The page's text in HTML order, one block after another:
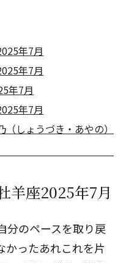
年7月
年7月
年7月
年7月
（しょうづき・あやの）
羊座2025年7月
分のペースを取り戻
かったあれこれを片